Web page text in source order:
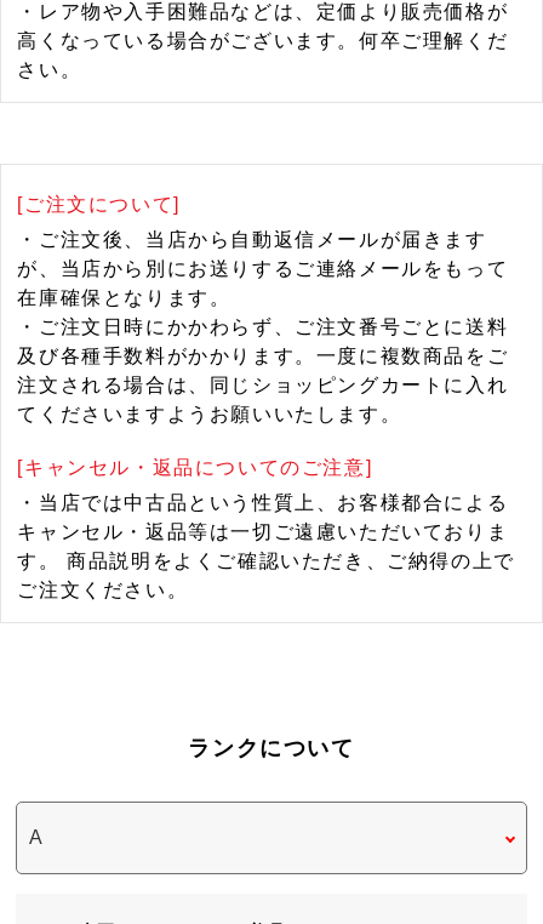
・レア物や入手困難品などは、定価より販売価格が
高くなっている場合がございます。何卒ご理解くだ
さい。
[ご注文について]
・ご注文後、当店から自動返信メールが届きます
が、当店から別にお送りするご連絡メールをもって
在庫確保となります。
・ご注文日時にかかわらず、ご注文番号ごとに送料
及び各種手数料がかかります。一度に複数商品をご
注文される場合は、同じショッピングカートに入れ
てくださいますようお願いいたします。
[キャンセル・返品についてのご注意]
・当店では中古品という性質上、お客様都合による
キャンセル・返品等は一切ご遠慮いただいておりま
す。 商品説明をよくご確認いただき、ご納得の上で
ご注文ください。
ランクについて